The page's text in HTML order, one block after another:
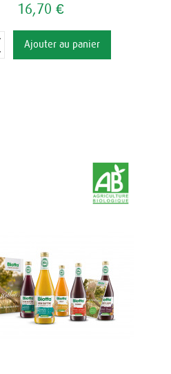
16,70 €
Ajouter au panier